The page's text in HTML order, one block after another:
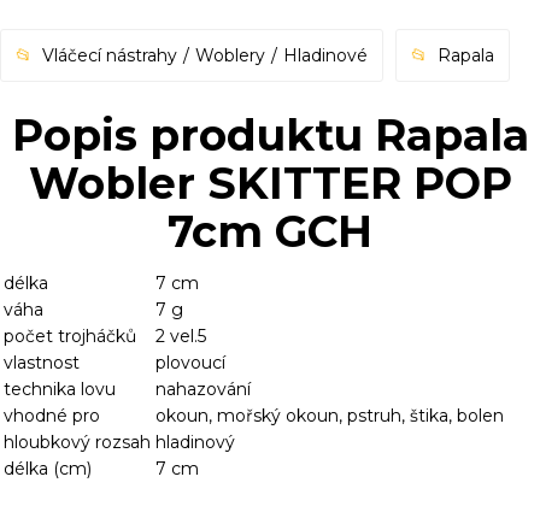
Vláčecí nástrahy Woblery Hladinové Rapala
Popis produktu Rapala
Wobler SKITTER POP
7cm GCH
délka
7 cm
váha
7 g
počet trojháčků
2 vel.5
vlastnost
plovoucí
technika lovu
nahazování
vhodné pro
okoun, mořský okoun, pstruh, štika, bolen
hloubkový rozsah hladinový
délka (cm)
7 cm